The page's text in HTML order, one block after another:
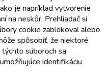
je napríklad vytvorenie
na neskôr. Prehliadač si
cookie zablokoval alebo
spôsobiť, že niektoré
súboroch sa
identifikáciu